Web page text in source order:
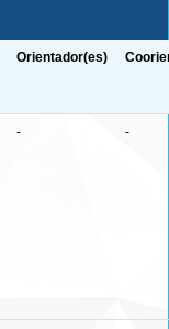
Orientador(es)
- -